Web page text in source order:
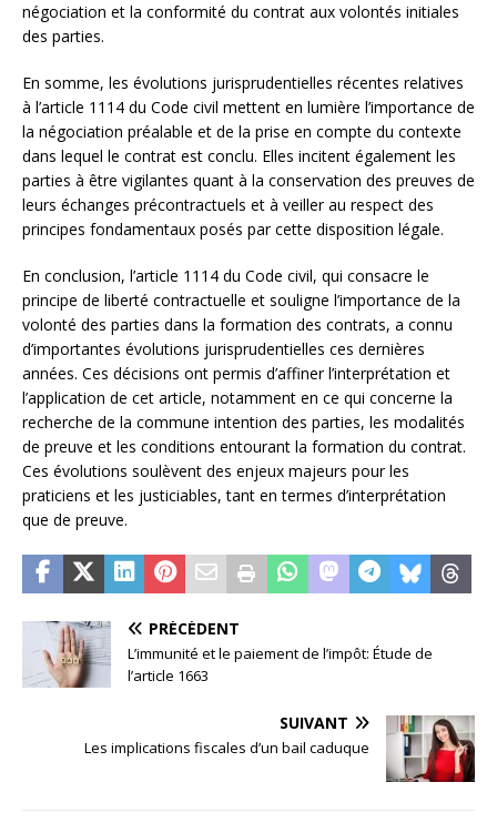
négociation et la conformité du contrat aux volontés initiales
des parties.
En somme, les évolutions jurisprudentielles récentes relatives
à l’article 1114 du Code civil mettent en lumière l’importance de
la négociation préalable et de la prise en compte du contexte
dans lequel le contrat est conclu. Elles incitent également les
parties à être vigilantes quant à la conservation des preuves de
leurs échanges précontractuels et à veiller au respect des
principes fondamentaux posés par cette disposition légale.
En conclusion, l’article 1114 du Code civil, qui consacre le
principe de liberté contractuelle et souligne l’importance de la
volonté des parties dans la formation des contrats, a connu
d’importantes évolutions jurisprudentielles ces dernières
années. Ces décisions ont permis d’affiner l’interprétation et
l’application de cet article, notamment en ce qui concerne la
recherche de la commune intention des parties, les modalités
de preuve et les conditions entourant la formation du contrat.
Ces évolutions soulèvent des enjeux majeurs pour les
praticiens et les justiciables, tant en termes d’interprétation
que de preuve.
PRÉCÉDENT
L’immunité et le paiement de l’impôt: Étude de
l’article 1663
SUIVANT
Les implications fiscales d’un bail caduque